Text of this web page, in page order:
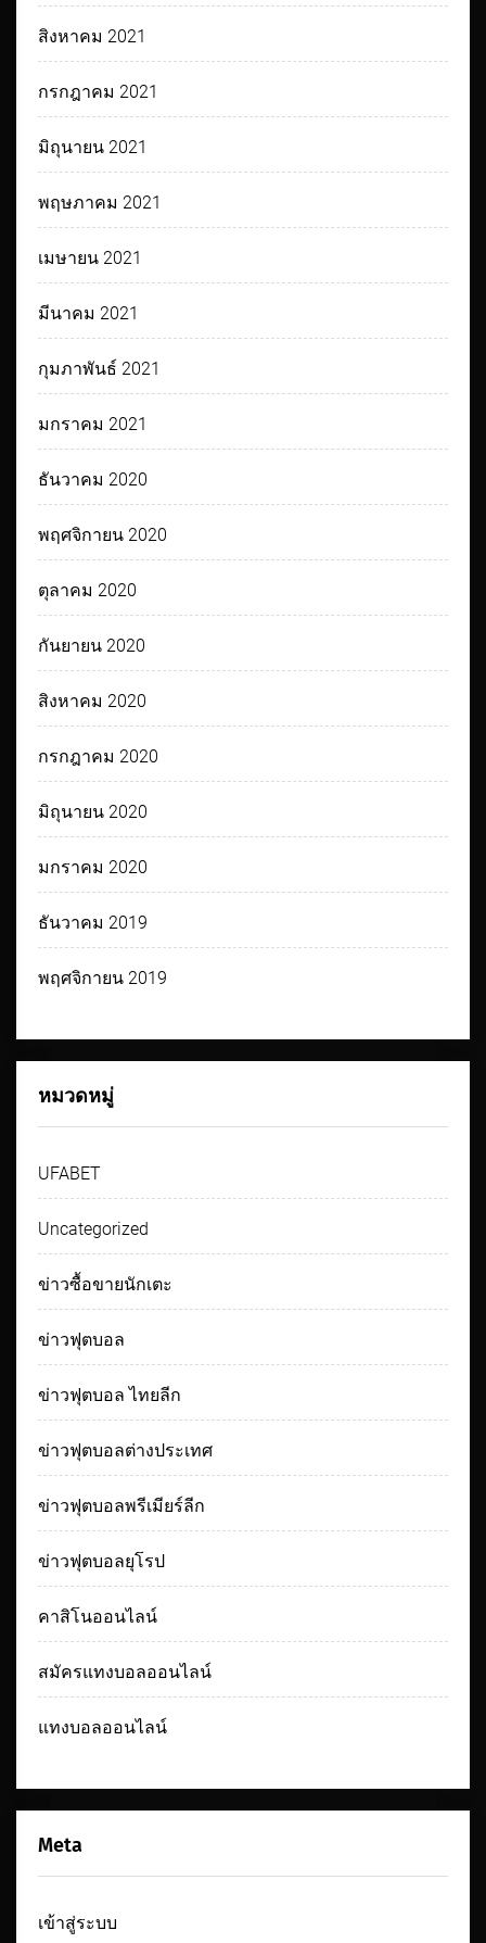
สิงหาคม 2021
กรกฎาคม 2021
มิถุนายน 2021
พฤษภาคม 2021
เมษายน 2021
มีนาคม 2021
กุมภาพันธ์ 2021
มกราคม 2021
ธันวาคม 2020
พฤศจิกายน 2020
ตุลาคม 2020
กันยายน 2020
สิงหาคม 2020
กรกฎาคม 2020
มิถุนายน 2020
มกราคม 2020
ธันวาคม 2019
พฤศจิกายน 2019
หมวดหมู่
UFABET
Uncategorized
ข่าวซื้อขายนักเตะ
ข่าวฟุตบอล
ข่าวฟุตบอล ไทยลีก
ข่าวฟุตบอลต่างประเทศ
ข่าวฟุตบอลพรีเมียร์ลีก
ข่าวฟุตบอลยุโรป
คาสิโนออนไลน์
สมัครแทงบอลออนไลน์
แทงบอลออนไลน์
Meta
เข้าสู่ระบบ